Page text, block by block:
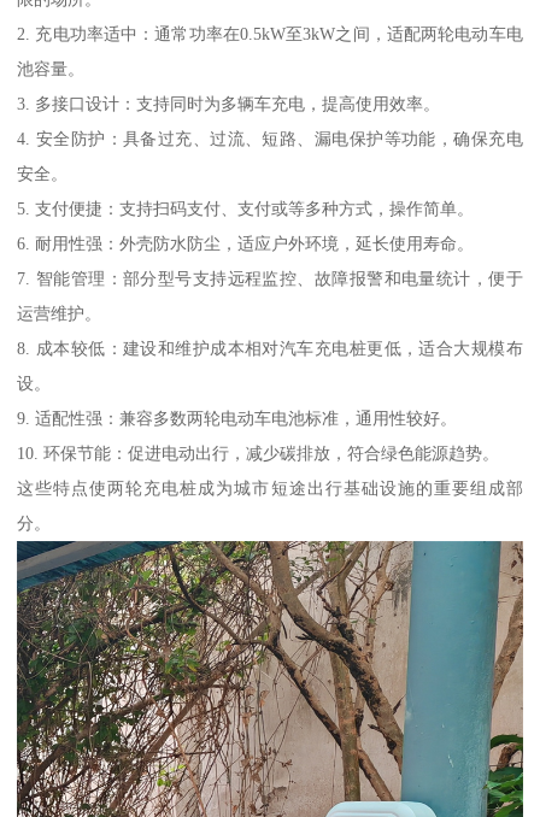
2. 充电功率适中：通常功率在0.5kW至3kW之间，适配两轮电动车电
池容量。
3. 多接口设计：支持同时为多辆车充电，提高使用效率。
4. 安全防护：具备过充、过流、短路、漏电保护等功能，确保充电
安全。
5. 支付便捷：支持扫码支付、支付或等多种方式，操作简单。
6. 耐用性强：外壳防水防尘，适应户外环境，延长使用寿命。
7. 智能管理：部分型号支持远程监控、故障报警和电量统计，便于
运营维护。
8. 成本较低：建设和维护成本相对汽车充电桩更低，适合大规模布
设。
9. 适配性强：兼容多数两轮电动车电池标准，通用性较好。
10. 环保节能：促进电动出行，减少碳排放，符合绿色能源趋势。
这些特点使两轮充电桩成为城市短途出行基础设施的重要组成部
分。